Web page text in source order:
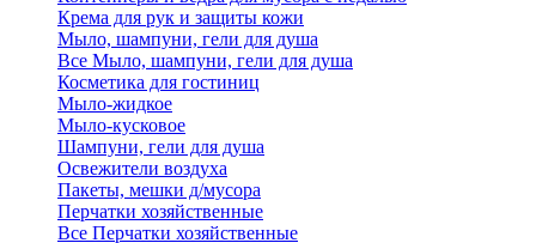
Крема для рук и защиты кожи
Мыло, шампуни, гели для душа
Все Мыло, шампуни, гели для душа
Косметика для гостиниц
Мыло-жидкое
Мыло-кусковое
Шампуни, гели для душа
Освежители воздуха
Пакеты, мешки д/мусора
Перчатки хозяйственные
Все Перчатки хозяйственные